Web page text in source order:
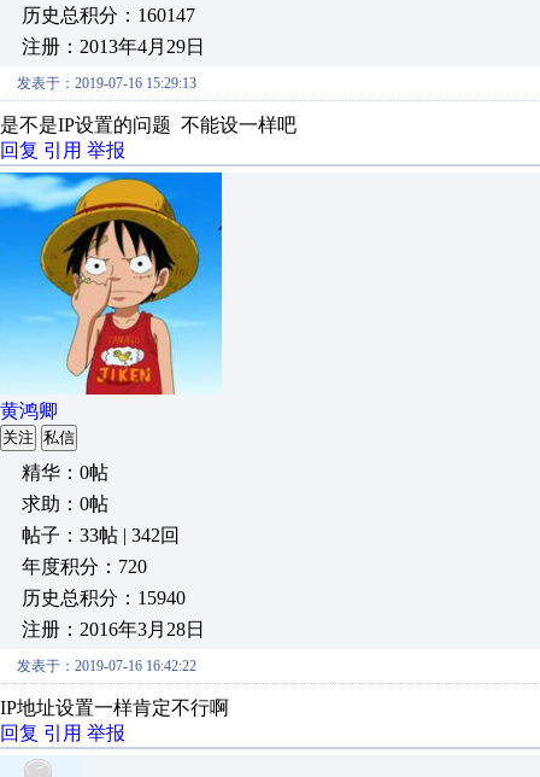
历史总积分：160147
注册：2013年4月29日
发表于：2019-07-16 15:29:13
是不是IP设置的问题 不能设一样吧
回复 引用 举报
黄鸿卿
关注 私信
精华：0帖
求助：0帖
帖子：33帖 | 342回
年度积分：720
历史总积分：15940
注册：2016年3月28日
发表于：2019-07-16 16:42:22
IP地址设置一样肯定不行啊
回复 引用 举报